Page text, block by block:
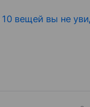
10 вещей вы не